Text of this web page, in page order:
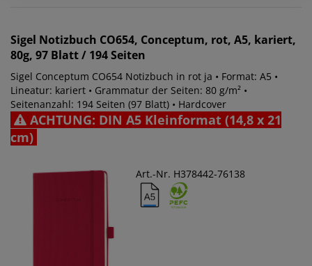
Sigel Notizbuch CO654, Conceptum, rot, A5, kariert,
80g, 97 Blatt / 194 Seiten
Sigel Conceptum CO654 Notizbuch in rot ja • Format: A5 •
Lineatur: kariert • Grammatur der Seiten: 80 g/m² •
Seitenanzahl: 194 Seiten (97 Blatt) • Hardcover
ACHTUNG: DIN A5 Kleinformat (14,8 x 21
cm)
Art.-Nr. H378442-76138